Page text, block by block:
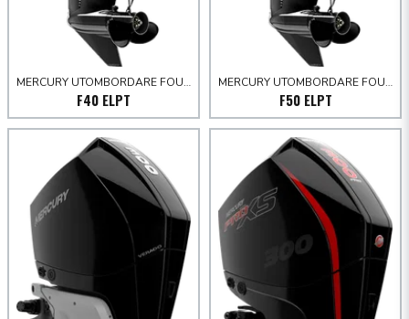
MERCURY UTOMBORDARE FOURSTROKE 30-60 HK
F40 ELPT
MERCURY UTOMBORDARE FOURSTROKE 30-60 HK
F50 ELPT